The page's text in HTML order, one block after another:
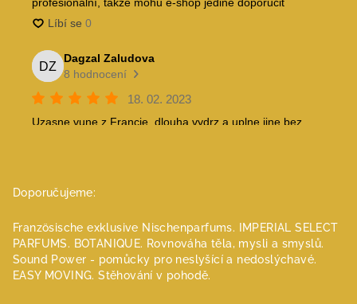
Doporučujeme:
Französische exklusive Nischenparfums.
IMPERIAL SELECT
PARFUMS. BOTANIQUE. Rovnováha těla, mysli a smyslů.
Sound Power - pomůcky pro neslyšící a nedoslýchavé.
EASY MOVING. Stěhování v pohodě.